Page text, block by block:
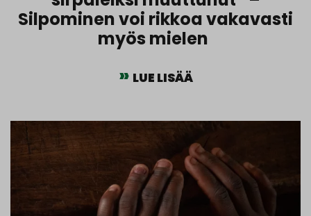
Silpominen voi rikkoa vakavasti
myös mielen
LUE LISÄÄ